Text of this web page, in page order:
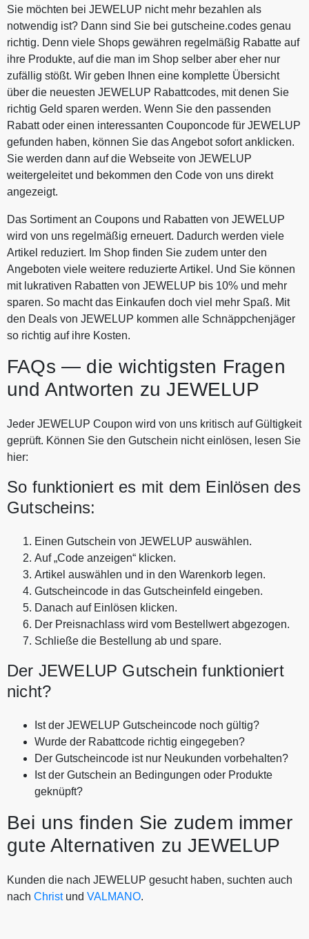
Sie möchten bei JEWELUP nicht mehr bezahlen als
notwendig ist? Dann sind Sie bei gutscheine.codes genau
richtig. Denn viele Shops gewähren regelmäßig Rabatte auf
ihre Produkte, auf die man im Shop selber aber eher nur
zufällig stößt. Wir geben Ihnen eine komplette Übersicht
über die neuesten JEWELUP Rabattcodes, mit denen Sie
richtig Geld sparen werden. Wenn Sie den passenden
Rabatt oder einen interessanten Couponcode für JEWELUP
gefunden haben, können Sie das Angebot sofort anklicken.
Sie werden dann auf die Webseite von JEWELUP
weitergeleitet und bekommen den Code von uns direkt
angezeigt.
Das Sortiment an Coupons und Rabatten von JEWELUP
wird von uns regelmäßig erneuert. Dadurch werden viele
Artikel reduziert. Im Shop finden Sie zudem unter den
Angeboten viele weitere reduzierte Artikel. Und Sie können
mit lukrativen Rabatten von JEWELUP bis 10% und mehr
sparen. So macht das Einkaufen doch viel mehr Spaß. Mit
den Deals von JEWELUP kommen alle Schnäppchenjäger
so richtig auf ihre Kosten.
FAQs — die wichtigsten Fragen
und Antworten zu JEWELUP
Jeder JEWELUP Coupon wird von uns kritisch auf Gültigkeit
geprüft. Können Sie den Gutschein nicht einlösen, lesen Sie
hier:
So funktioniert es mit dem Einlösen des
Gutscheins:
Einen Gutschein von JEWELUP auswählen.
Auf „Code anzeigen“ klicken.
Artikel auswählen und in den Warenkorb legen.
Gutscheincode in das Gutscheinfeld eingeben.
Danach auf Einlösen klicken.
Der Preisnachlass wird vom Bestellwert abgezogen.
Schließe die Bestellung ab und spare.
Der JEWELUP Gutschein funktioniert
nicht?
Ist der JEWELUP Gutscheincode noch gültig?
Wurde der Rabattcode richtig eingegeben?
Der Gutscheincode ist nur Neukunden vorbehalten?
Ist der Gutschein an Bedingungen oder Produkte
geknüpft?
Bei uns finden Sie zudem immer
gute Alternativen zu JEWELUP
Kunden die nach JEWELUP gesucht haben, suchten auch
nach Christund VALMANO.